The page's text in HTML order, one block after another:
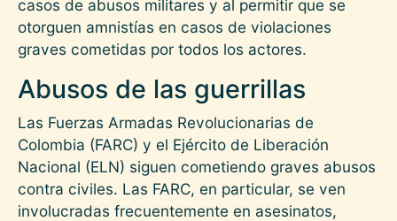
casos de abusos militares y al permitir que se
otorguen amnistías en casos de violaciones
graves cometidas por todos los actores.
Abusos de las guerrillas
Las Fuerzas Armadas Revolucionarias de
Colombia (FARC) y el Ejército de Liberación
Nacional (ELN) siguen cometiendo graves abusos
contra civiles. Las FARC, en particular, se ven
involucradas frecuentemente en asesinatos,